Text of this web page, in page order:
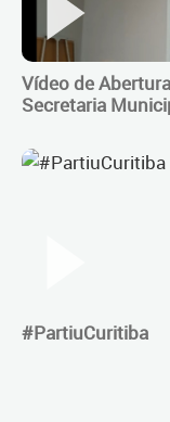
Vídeo de
Secretaria
#PartiuCuritiba